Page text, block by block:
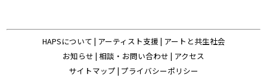
HAPSについて | アーティスト支援 | アートと共生社会
お知らせ | 相談・お問い合わせ | アクセス
サイトマップ | プライバシーポリシー